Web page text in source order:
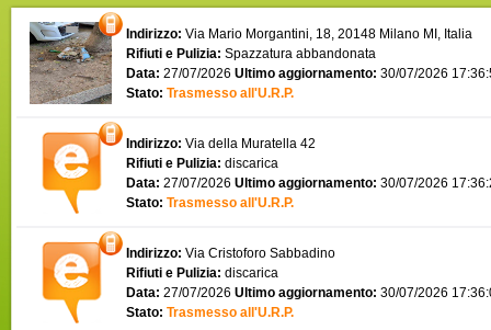
Indirizzo: Via Mario Morgantini, 18, 20148 Milano MI, Italia
Rifiuti e Pulizia: Spazzatura abbandonata
Data: 27/07/2026 Ultimo aggiornamento: 30/07/2026
Stato: Trasmesso all'U.R.P.
Indirizzo: Via della Muratella 42
Rifiuti e Pulizia: discarica
Data: 27/07/2026 Ultimo aggiornamento: 30/07/2026
Stato: Trasmesso all'U.R.P.
Indirizzo: Via Cristoforo Sabbadino
Rifiuti e Pulizia: discarica
Data: 27/07/2026 Ultimo aggiornamento: 30/07/2026
Stato: Trasmesso all'U.R.P.